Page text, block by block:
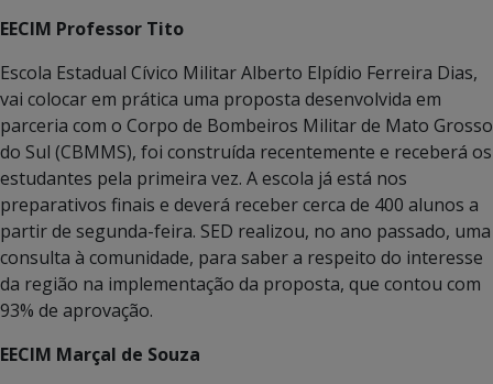
EECIM Professor Tito
Escola Estadual Cívico Militar Alberto Elpídio Ferreira Dias,
vai colocar em prática uma proposta desenvolvida em
parceria com o Corpo de Bombeiros Militar de Mato Grosso
do Sul (CBMMS), foi construída recentemente e receberá os
estudantes pela primeira vez. A escola já está nos
preparativos finais e deverá receber cerca de 400 alunos a
partir de segunda-feira. SED realizou, no ano passado, uma
consulta à comunidade, para saber a respeito do interesse
da região na implementação da proposta, que contou com
93% de aprovação.
EECIM Marçal de Souza